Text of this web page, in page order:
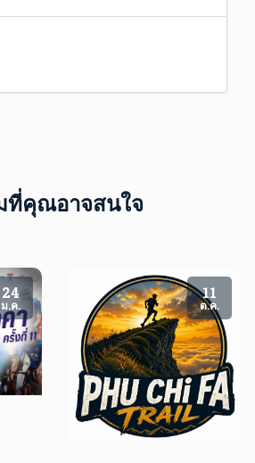
ที่คุณอาจสนใจ
24
ม.ค.
11
ต.ค.